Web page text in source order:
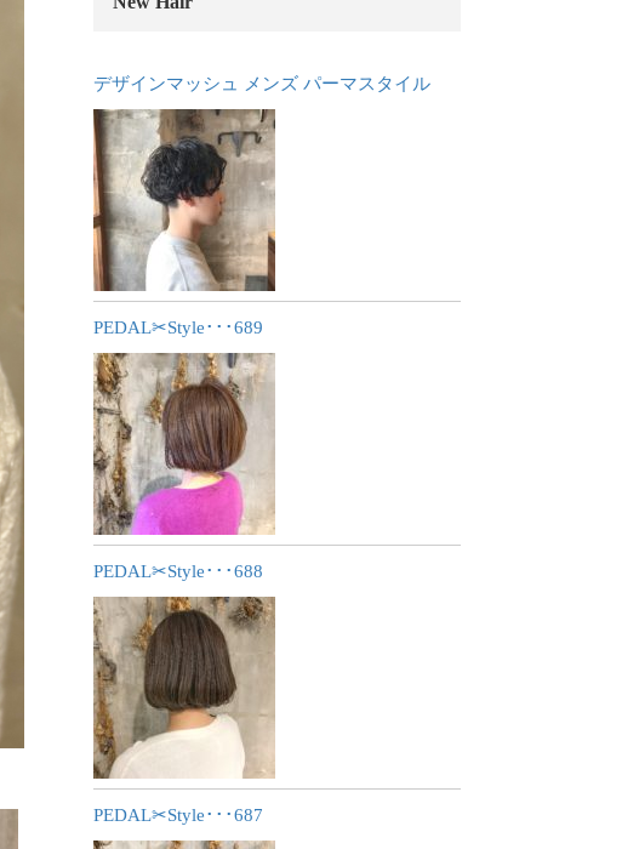
デザインマッシュ メンズ パーマスタイル
PEDAL✂︎Style･･･689
PEDAL✂︎Style･･･688
PEDAL✂︎Style･･･687